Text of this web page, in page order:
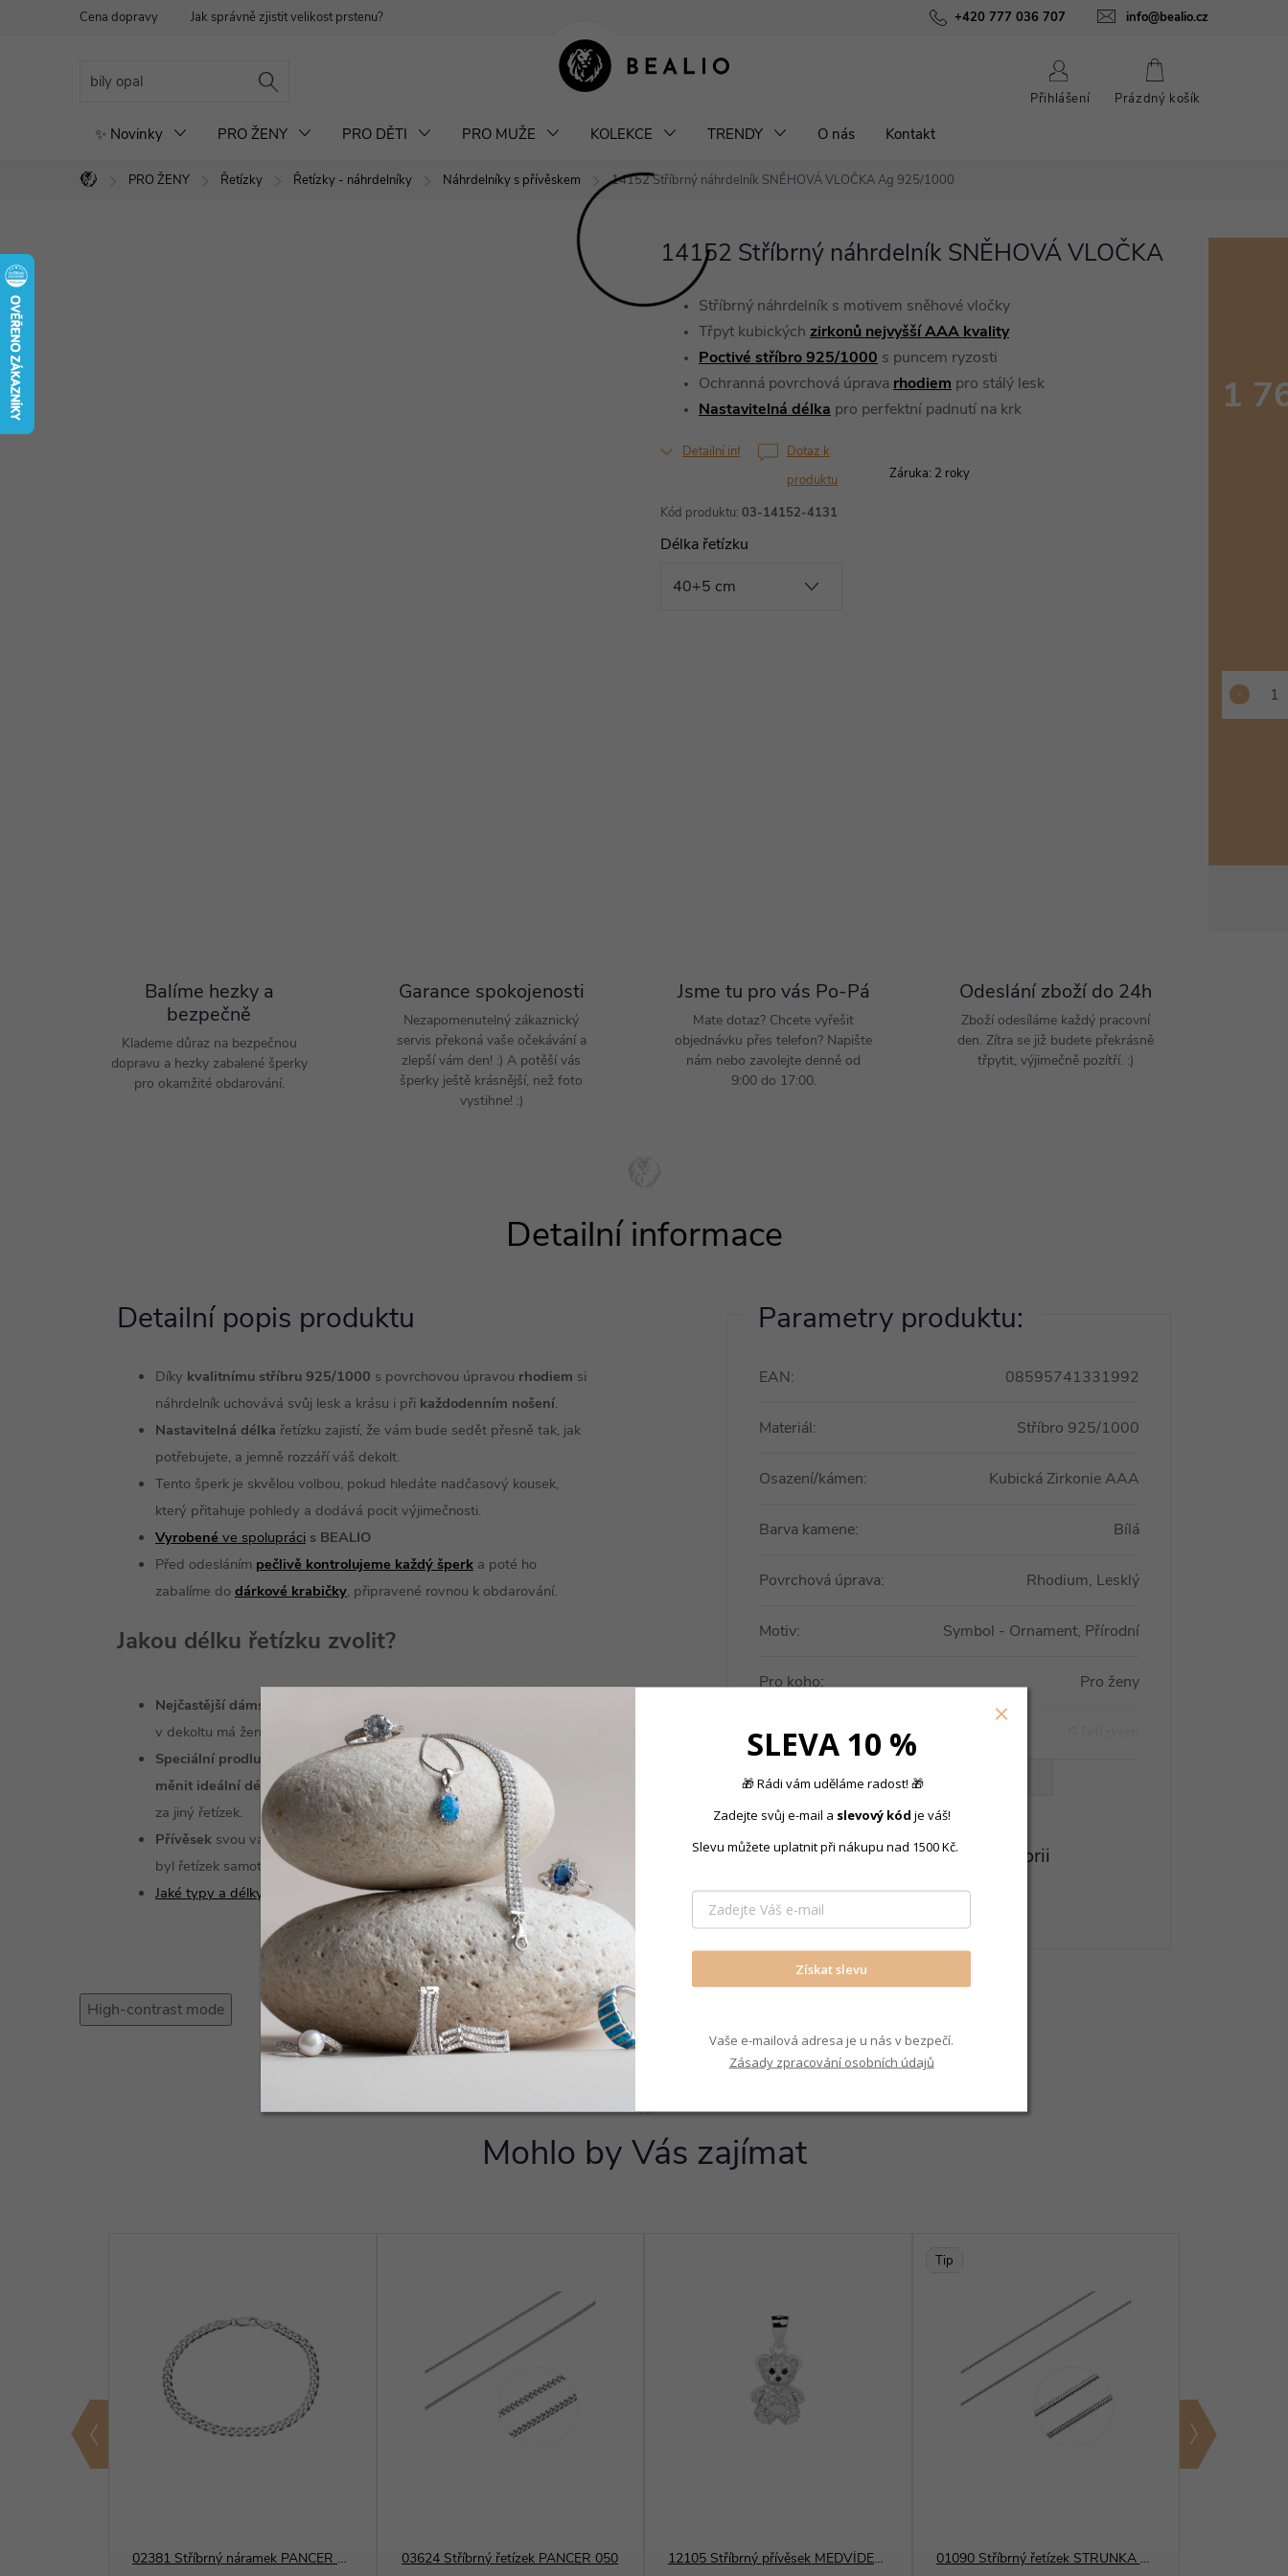
+420 777 036 707 info@bealio.cz
Cena dopravy Jak správně zjistit velikost prstenu? Podmínky ochrany osobních údajů O nás Péče o šperky
Přihlášení
NÁKUPNÍ
Prázdný košík
✨ Novinky PRO ŽENY PRO DĚTI PRO MUŽE KOLEKCE TRENDY O nás Kontakt
Domů
PRO ŽENY Řetízky Řetízky - náhrdelníky Náhrdelníky s přívěskem 14152 Stříbrný náhrdelník SNĚHOVÁ VLOČKAAg 925/1000
14152 Stříbrný náhrdelník SNĚHOVÁ VLOČKA
Kód produktu: 03-14152-4131
Stříbrný náhrdelník s motivem sněhové vločky
Třpyt kubických zirkonů nejvyšší AAA kvality
Poctivé stříbro 925/1000 s puncem ryzosti
Ochranná povrchová úprava rhodiem pro stálý lesk
Nastavitelná délka pro perfektní padnutí na krk
Detailní informace
Délka řetízku
1
Dotaz k
produktu
Záruka: 2 roky
Balíme hezky a
bezpečně
Klademe důraz na bezpečnou
dopravu a hezky zabalené šperky
pro okamžité obdarování.
Garance spokojenosti
Nezapomenutelný zákaznický
servis překoná vaše očekávání a
zlepší vám den! :) A potěší vás
šperky ještě krásnější, než foto
vystihne! :)
Jsme tu pro vás Po-Pá
Mate dotaz? Chcete vyřešit
objednávku přes telefon? Napište
nám nebo zavolejte denně od
9:00 do 17:00.
Odeslání zboží do 24h
Zboží odesíláme každý pracovní
den. Zítra se již budete překrásně
třpytit, výjimečně pozítří. :)
Detailní popis produktu
Díky kvalitnímu stříbru 925/1000 s povrchovou úpravou rhodiem si
náhrdelník uchovává svůj lesk a krásu i při každodenním nošení.
Nastavitelná délka řetízku zajistí, že vám bude sedět přesně tak, jak
potřebujete, a jemně rozzáří váš dekolt.
Tento šperk je skvělou volbou, pokud hledáte nadčasový kousek,
který přitahuje pohledy a dodává pocit výjimečnosti.
Vyrobené ve spolupráci s BEALIO
Před odesláním pečlivě kontrolujeme každý šperk a poté ho
zabalíme do dárkové krabičky, připravené rovnou k obdarování.
Jakou délku řetízku zvolit?
Nejčastější dámské délky jsou 42 a 45 cm
v dekoltu má žena řetízek ráda.
Speciální prodlužovací řetízek- u náhrdelníku vámumožňuje zvolit a
měnit ideální délkupodle vašeho přání, aniž by bylo potřeba měnit
za jiný řetízek.
Přívěsek svou vahou stáhne řetízek hloubějido dekoltu, než kdyby
byl řetízek samotný.
Jaké typy a délky řetízků u nás najdete?
Parametry produktu:
EAN: 08595741331992
Materiál: Stříbro 925/1000
Osazení/kámen: Kubická Zirkonie AAA
Barva kamene: Bílá
Povrchová úprava: Rhodium, Lesklý
Motiv: Symbol - Ornament, Přírodní
Pro koho: Pro ženy
Typ přívěsku
VŠECHNY PARAMETRY
Produkt naleznete v této kategorii
Náhrdelníky s přívěskem
High-contrast mode
Mohlo by Vás zajímat
02381 Stříbrný náramek PANCER 100 03624 Stříbrný řetízek PANCER 050 12105 Stříbrný přívěsek MEDVÍDEK zirkon
Tip
01090 Stříbrný řetízek STRUNKA HLADKÁ osmihran
SLEVA 10 %
🎁 Rádi vám uděláme radost! 🎁
Zadejte svůj e-mail a slevový kód je váš!
Slevu můžete uplatnit při nákupu nad 1500 Kč.
Získat slevu
Vaše e-mailová adresa je u nás v bezpečí.
Zásady zpracování osobních údajů